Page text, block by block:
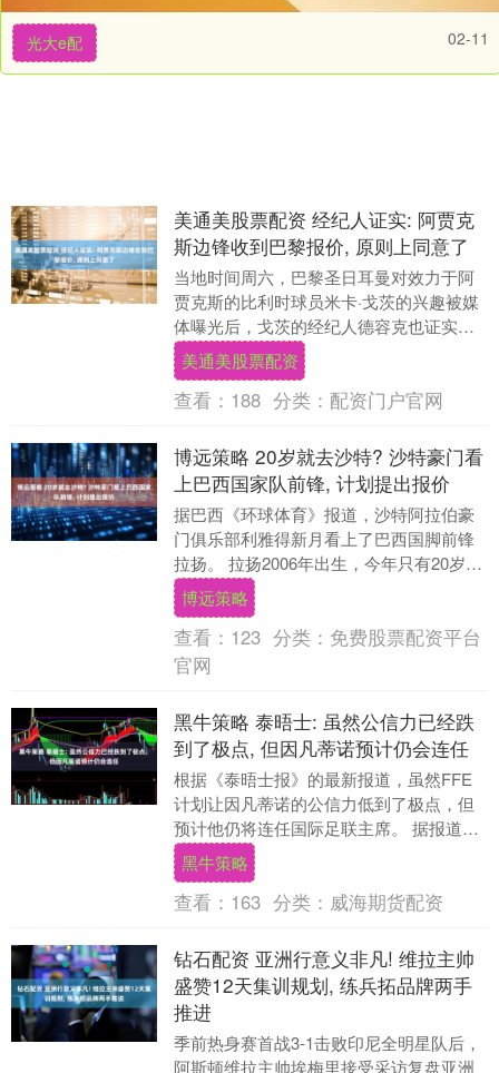
光大e配 02-11
美通美股票配资 经纪人证实: 阿贾克
斯边锋收到巴黎报价, 原则上同意了
当地时间周六，巴黎圣日耳曼对效力于阿
贾克斯的比利时球员米卡·戈茨的兴趣被媒
体曝光后，戈茨的经纪人德容克也证实了
此事。在接受荷兰媒体采访时，德容克证
实，戈茨“已经....
美通美股票配资
查看： 188 分类： 配资门户官网
博远策略 20岁就去沙特? 沙特豪门看
上巴西国家队前锋, 计划提出报价
据巴西《环球体育》报道，沙特阿拉伯豪
门俱乐部利雅得新月看上了巴西国脚前锋
拉扬。 拉扬2006年出生，今年只有20岁，
效力于英超伯恩茅斯队。他在美加墨世界
杯上是巴....
博远策略
查看： 123 分类： 免费股票配资平台
官网
黑牛策略 泰晤士: 虽然公信力已经跌
到了极点, 但因凡蒂诺预计仍会连任
根据《泰晤士报》的最新报道，虽然FFE
计划让因凡蒂诺的公信力低到了极点，但
预计他仍将连任国际足联主席。 据报道，
多名业内核心知情人士指出，对于因凡蒂
诺尝试出售世....
黑牛策略
查看： 163 分类： 威海期货配资
钻石配资 亚洲行意义非凡! 维拉主帅
盛赞12天集训规划, 练兵拓品牌两手
推进
季前热身赛首战3-1击败印尼全明星队后，
阿斯顿维拉主帅埃梅里接受采访复盘亚洲